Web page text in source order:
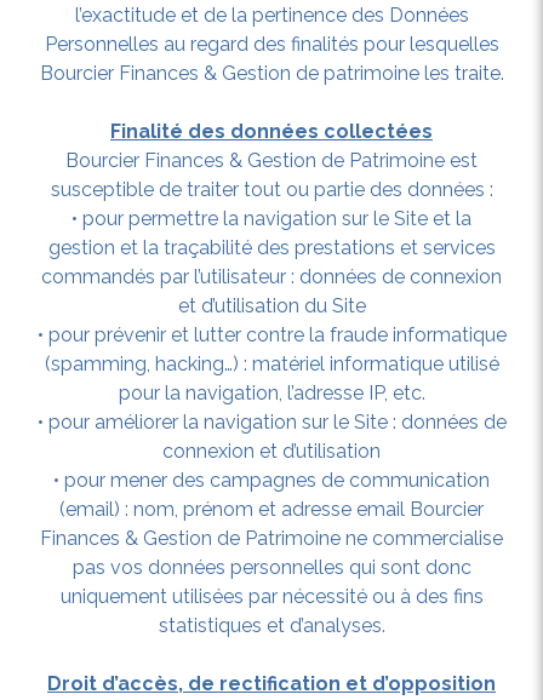
l’exactitude et de la pertinence des Données
Personnelles au regard des finalités pour lesquelles
Bourcier Finances & Gestion de patrimoine les traite.
Finalité des données collectées
Bourcier Finances & Gestion de Patrimoine est
susceptible de traiter tout ou partie des données :
• pour permettre la navigation sur le Site et la
gestion et la traçabilité des prestations et services
commandés par l’utilisateur : données de connexion
et d’utilisation du Site
• pour prévenir et lutter contre la fraude informatique
(spamming, hacking…) : matériel informatique utilisé
pour la navigation, l’adresse IP, etc.
• pour améliorer la navigation sur le Site : données de
connexion et d’utilisation
• pour mener des campagnes de communication
(email) : nom, prénom et adresse email Bourcier
Finances & Gestion de Patrimoine ne commercialise
pas vos données personnelles qui sont donc
uniquement utilisées par nécessité ou à des fins
statistiques et d’analyses.
Droit d’accès, de rectification et d’opposition